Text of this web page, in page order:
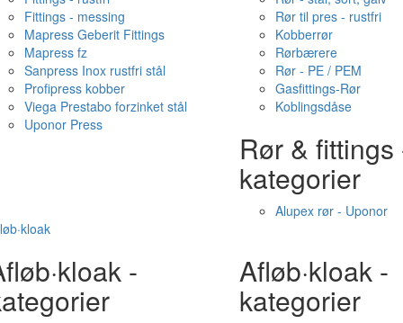
Fittings - messing
Mapress Geberit Fittings
Mapress fz
Sanpress Inox rustfri stål
Profipress kobber
Viega Prestabo forzinket stål
Uponor Press
Rør til pres - rustfri
Kobberrør
Rørbærere
Rør - PE / PEM
Gasfittings-Rør
Koblingsdåse
Rør & fittings
kategorier
Alupex rør - Uponor
- Afløb·kloak -
kategorier